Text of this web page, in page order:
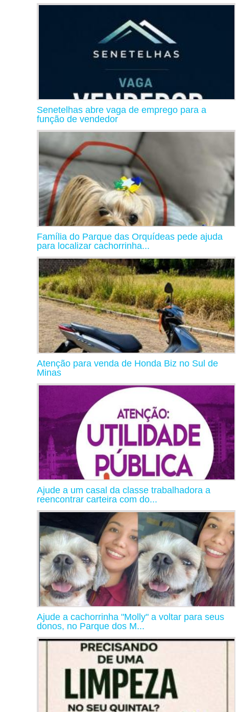
Senetelhas abre vaga de emprego para a
função de vendedor
Família do Parque das Orquídeas pede ajuda
para localizar cachorrinha...
Atenção para venda de Honda Biz no Sul de
Minas
Ajude a um casal da classe trabalhadora a
reencontrar carteira com do...
Ajude a cachorrinha "Molly" a voltar para seus
donos, no Parque dos M...